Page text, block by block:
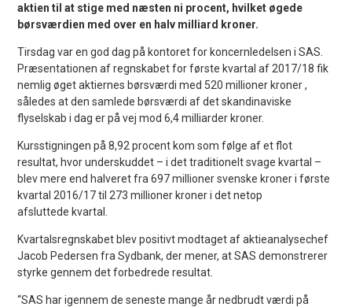
aktien til at stige med næsten ni procent, hvilket øgede
børsværdien med over en halv milliard kroner.
Tirsdag var en god dag på kontoret for koncernledelsen i SAS.
Præsentationen af regnskabet for første kvartal af 2017/18 fik
nemlig øget aktiernes børsværdi med 520 millioner kroner ,
således at den samlede børsværdi af det skandinaviske
flyselskab i dag er på vej mod 6,4 milliarder kroner.
Kursstigningen på 8,92 procent kom som følge af et flot
resultat, hvor underskuddet – i det traditionelt svage kvartal –
blev mere end halveret fra 697 millioner svenske kroner i første
kvartal 2016/17 til 273 millioner kroner i det netop
afsluttede kvartal.
Kvartalsregnskabet blev positivt modtaget af aktieanalysechef
Jacob Pedersen fra Sydbank, der mener, at SAS demonstrerer
styrke gennem det forbedrede resultat.
“SAS har igennem de seneste mange år nedbrudt værdi på